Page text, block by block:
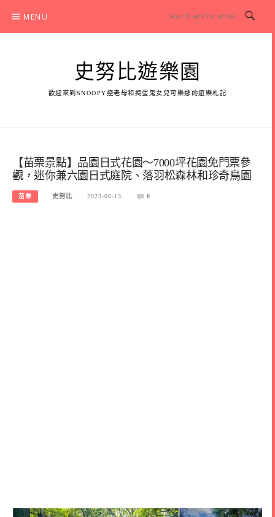
content
MENU
史努比遊樂園
歡迎來到SNOOPY控老母和搗蛋鬼女兒可樂娜的遊樂札記
【苗栗景點】品園日式花園～7000坪花園免門票參
觀，迷你兼六園日式庭院、落羽松森林和珍奇鳥園
苗栗 史努比 2023-06-13 0